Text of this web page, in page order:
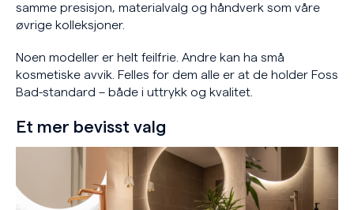
samme presisjon, materialvalg og håndverk som våre
øvrige kolleksjoner.
Noen modeller er helt feilfrie. Andre kan ha små
kosmetiske avvik. Felles for dem alle er at de holder Foss
Bad-standard – både i uttrykk og kvalitet.
Et mer bevisst valg